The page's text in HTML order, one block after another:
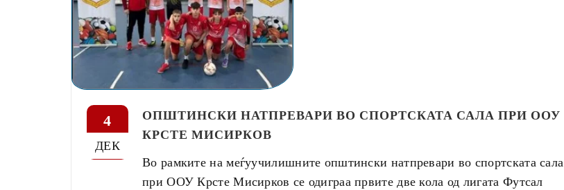
4
ДЕК
ОПШТИНСКИ НАТПРЕВАРИ ВО СПОРТСКАТА САЛА ПРИ ООУ
КРСТЕ МИСИРКОВ
Во рамките на меѓуучилишните општински натпревари во спортската сала
при ООУ Крсте Мисирков се одиграа првите две кола од лигата Футсал